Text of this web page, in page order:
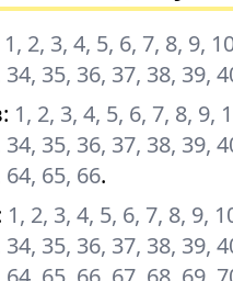
1, 2, 3, 4, 5, 6, 7, 8, 9,
35, 36, 37, 38, 39,
: 1, 2, 3, 4, 5, 6, 7, 8, 9,
35, 36, 37, 38, 39,
64, 65, 66.
1, 2, 3, 4, 5, 6, 7, 8, 9,
35, 36, 37, 38, 39,